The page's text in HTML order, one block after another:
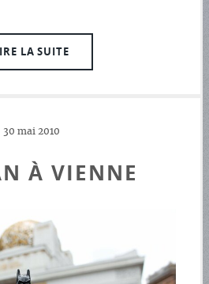
LA SUITE
30 mai 2010
À VIENNE